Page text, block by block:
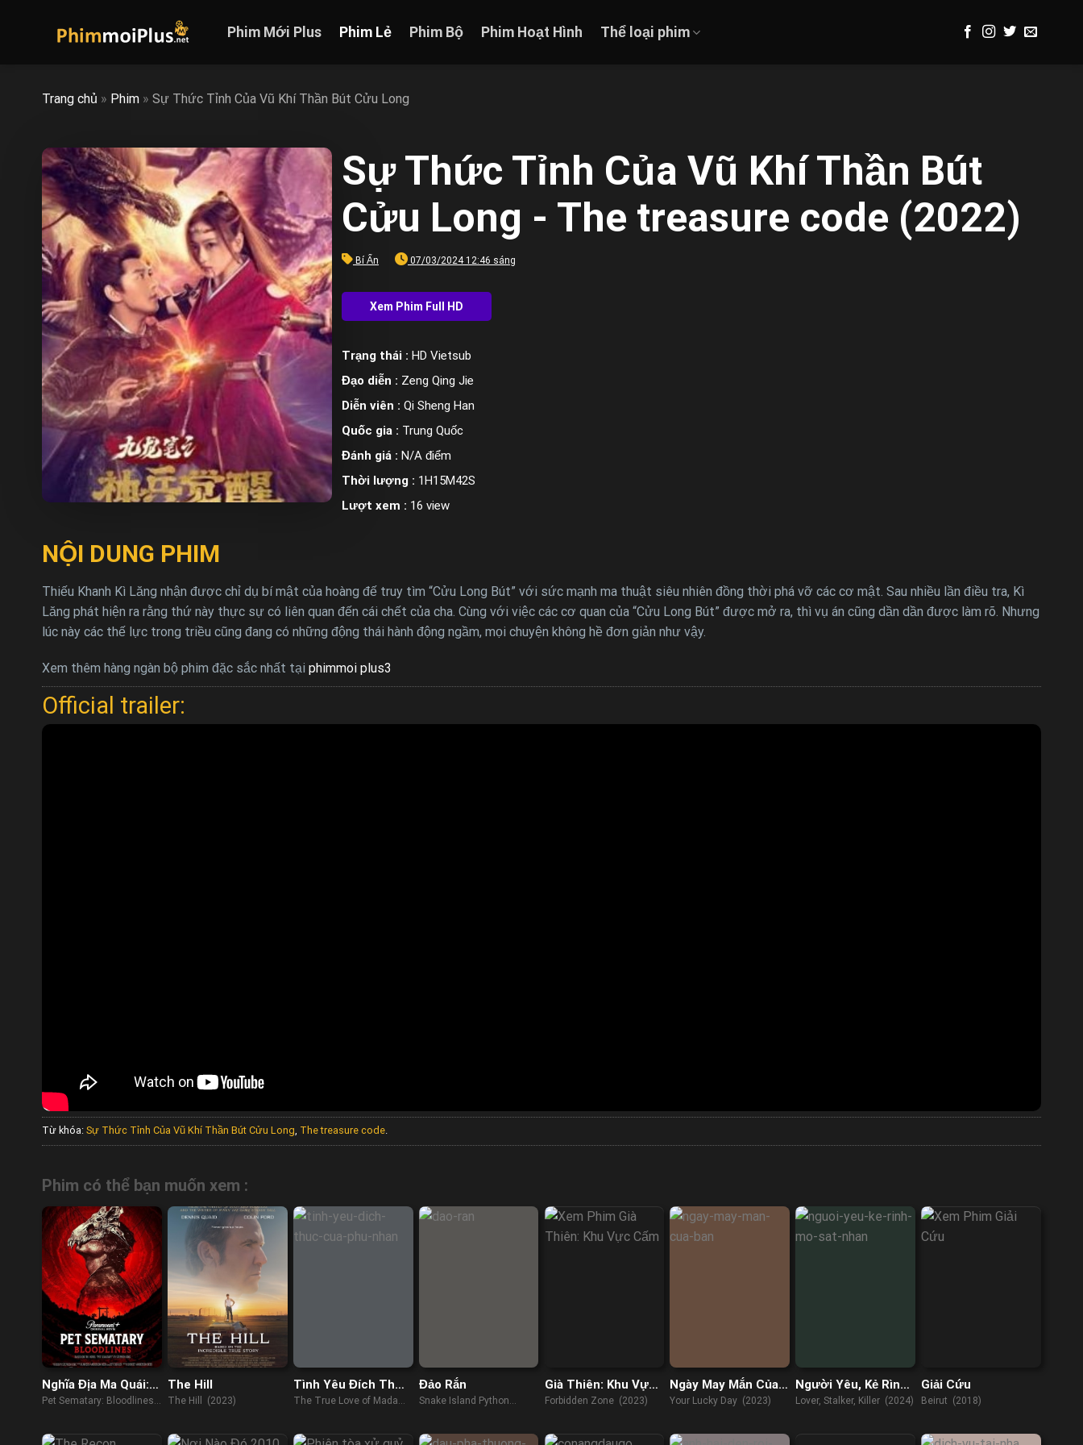
Phim Mới Plus Phim Lẻ Phim Bộ Phim Hoạt Hình Thể loại phim
Trang chủ » Phim » Sự Thức Tỉnh Của Vũ Khí Thần Bút Cửu Long
Sự Thức Tỉnh Của Vũ Khí Thần Bút
Cửu Long - The treasure code (2022)
Bí Ẩn 07/03/2024 12:46 sáng
Trạng thái : HD Vietsub
Đạo diễn : Zeng Qing Jie
Diễn viên : Qi Sheng Han
Quốc gia : Trung Quốc
Đánh giá : N/A điểm
Thời lượng : 1H15M42S
Lượt xem : 16 view
NỘI DUNG PHIM
Thiếu Khanh Kì Lăng nhận được chỉ dụ bí mật của hoàng đế truy tìm “Cửu Long Bút” với sức mạnh ma thuật siêu nhiên đồng thời phá vỡ các cơ mật. Sau nhiều lần điều tra, Kì
Lăng phát hiện ra rằng thứ này thực sự có liên quan đến cái chết của cha. Cùng với việc các cơ quan của “Cửu Long Bút” được mở ra, thì vụ án cũng dần dần được làm rõ. Nhưng
lúc này các thế lực trong triều cũng đang có những động thái hành động ngầm, mọi chuyện không hề đơn giản như vậy.
Xem thêm hàng ngàn bộ phim đặc sắc nhất tại phimmoi plus3
Official trailer:
Từ khóa: Sự Thức Tỉnh Của Vũ Khí Thần Bút Cửu Long The treasure code
Phim có thể bạn muốn xem :
Nghĩa Địa Ma Quái:
Huyết Thống
Pet Sematary: Bloodlines
The Hill
The Hill (2023)
Tình Yêu Đích Thực
Của Phu Nhân
The True Love of Madam
Đảo Rắn
Snake Island Python
Già Thiên: Khu Vực
Cấm
Forbidden Zone (2023)
Ngày May Mắn Của
Bạn
Your Lucky Day (2023)
Người Yêu, Kẻ Rình
Mò, Sát Nhân
Lover, Stalker, Killer (2024)
Giải Cứu
Beirut (2018)